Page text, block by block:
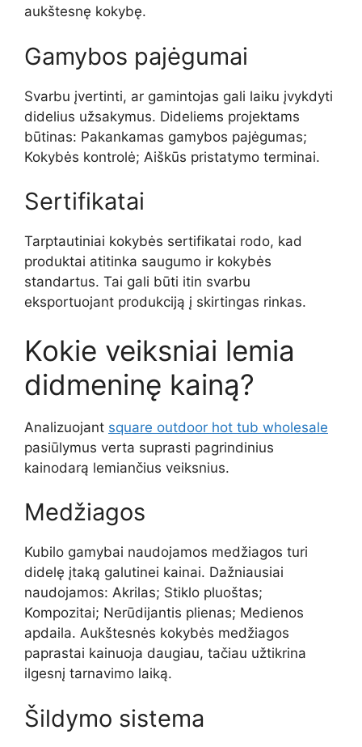
aukštesnę kokybę.
Gamybos pajėgumai
Svarbu įvertinti, ar gamintojas gali laiku įvykdyti
didelius užsakymus. Dideliems projektams
būtinas: Pakankamas gamybos pajėgumas;
Kokybės kontrolė; Aiškūs pristatymo terminai.
Sertifikatai
Tarptautiniai kokybės sertifikatai rodo, kad
produktai atitinka saugumo ir kokybės
standartus. Tai gali būti itin svarbu
eksportuojant produkciją į skirtingas rinkas.
Kokie veiksniai lemia
didmeninę kainą?
Analizuojant square outdoor hot tub wholesale
pasiūlymus verta suprasti pagrindinius
kainodarą lemiančius veiksnius.
Medžiagos
Kubilo gamybai naudojamos medžiagos turi
didelę įtaką galutinei kainai. Dažniausiai
naudojamos: Akrilas; Stiklo pluoštas;
Kompozitai; Nerūdijantis plienas; Medienos
apdaila. Aukštesnės kokybės medžiagos
paprastai kainuoja daugiau, tačiau užtikrina
ilgesnį tarnavimo laiką.
Šildymo sistema